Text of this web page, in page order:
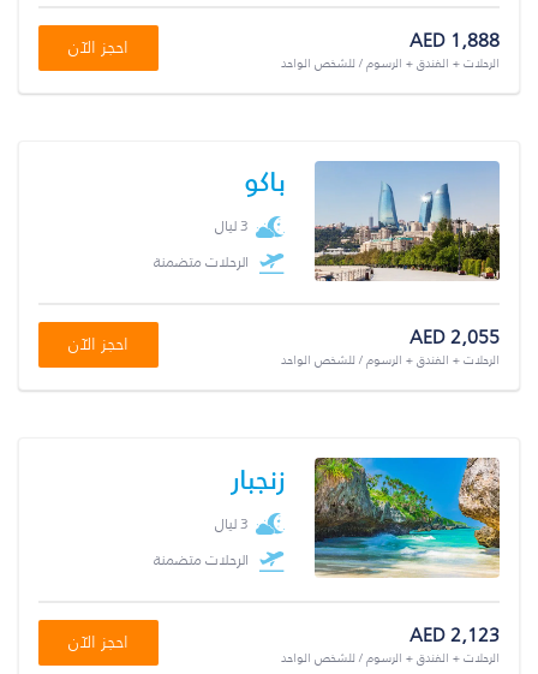
AED 1,888
الرحلات + الفندق + الرسوم / للشخص الواحد
احجز الآن
باكو
3 ليال
الرحلات متضمنة
AED 2,055
الرحلات + الفندق + الرسوم / للشخص الواحد
احجز الآن
زنجبار
3 ليال
الرحلات متضمنة
AED 2,123
الرحلات + الفندق + الرسوم / للشخص الواحد
احجز الآن